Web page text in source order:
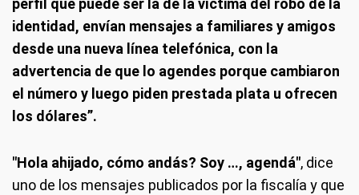
perfil que puede ser la de la víctima del robo de la
identidad, envían mensajes a familiares y amigos
desde una nueva línea telefónica, con la
advertencia de que lo agendes porque cambiaron
el número y luego piden prestada plata u ofrecen
los dólares”.
"Hola ahijado, cómo andás? Soy …, agendá", dice
uno de los mensajes publicados por la fiscalía y que